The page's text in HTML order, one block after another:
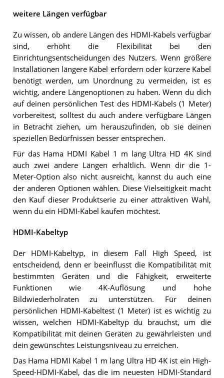
weitere Längen verfügbar
Zu wissen, ob andere Längen des HDMI-Kabels verfügbar
sind, erhöht die Flexibilität bei den
Einrichtungsentscheidungen des Nutzers. Wenn größere
Installationen längere Kabel erfordern oder kürzere Kabel
benötigt werden, um Unordnung zu vermeiden, ist es
wichtig, andere Längenoptionen zu haben. Wenn du dich
auf deinen persönlichen Test des HDMI-Kabels (1 Meter)
vorbereitest, solltest du auch andere verfügbare Längen
in Betracht ziehen, um herauszufinden, ob sie deinen
speziellen Bedürfnissen besser entsprechen.
Für das Hama HDMI Kabel 1 m lang Ultra HD 4K sind
auch zwei andere Längen erhältlich. Wenn dir die 1-
Meter-Option also nicht ausreicht, kannst du auch eine
der anderen Optionen wählen. Diese Vielseitigkeit macht
den Kauf dieser Produktserie zu einer attraktiven Wahl,
wenn du ein HDMI-Kabel kaufen möchtest.
HDMI-Kabeltyp
Der HDMI-Kabeltyp, in diesem Fall High Speed, ist
entscheidend, denn er beeinflusst die Kompatibilität mit
bestimmten Geräten und die Fähigkeit, erweiterte
Funktionen wie 4K-Auflösung und hohe
Bildwiederholraten zu unterstützen. Für deinen
persönlichen HDMI-Kabeltest (1 Meter) ist es wichtig zu
wissen, welchen HDMI-Kabeltyp du brauchst, um die
Kompatibilität mit deinen Geräten zu gewährleisten und
dein gewünschtes Leistungsniveau zu erreichen.
Das Hama HDMI Kabel 1 m lang Ultra HD 4K ist ein High-
Speed-HDMI-Kabel, das die im neuesten HDMI-Standard